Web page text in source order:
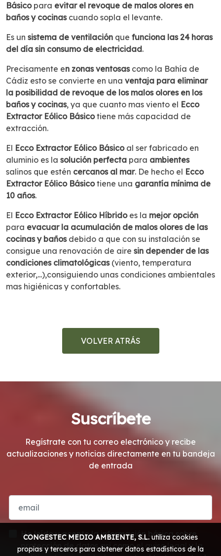
Básicopara evitar el revoque de malos olores en
baños y cocinascuando sopla el levante.
Es un sistema de ventilación que funciona las 24 horas
del día sin consumo de electricidad.
Precisamente en zonas ventosascomo la Bahía de
Cádiz esto se convierte en una ventaja para eliminar
la posibilidad de revoque de los malos olores en los
baños y cocinas, ya que cuanto mas viento el Ecco
Extractor Eólico Básicotiene más capacidad de
extracción.
El Ecco Extractor Eólico Básicoal ser fabricado en
aluminio es la solución perfecta para ambientes
salinos que estén cercanos al mar. De hecho el Ecco
Extractor Eólico Básicotiene una garantía mínima de
10 años.
El Ecco Extractor Eólico Híbridoes la mejor opción
para evacuar la acumulación de malos olores de las
cocinas y bañosdebido a que con su instalación se
consigue una renovación de aire sin depender de las
condiciones climatológicas(viento, temperatura
exterior,...),consiguiendo unas condiciones ambientales
mas higiénicas y confortables.
VOLVER ATRÁS
Suscríbete
Regístrate con tu correo electrónico y recibe
actualizaciones y noticias directamente en tu bandeja
de entrada
He leído y acepto la información básica sobre
protección de datos asi comoel aviso legaly la
CONGESTEC MEDIO AMBIENTE, S.L. utiliza cookies
propias y terceros para obtener datos estadísticos de la